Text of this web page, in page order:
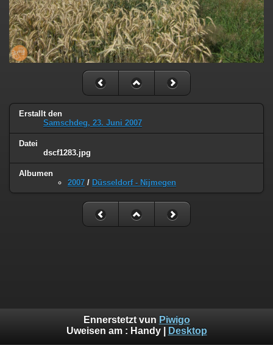
Erstallt den
Samschdeg, 23. Juni 2007
Datei
dscf1283.jpg
Albumen
2007 / Düsseldorf - Nijmegen
Ennerstetzt vun Piwigo
Uweisen am : Handy| Desktop